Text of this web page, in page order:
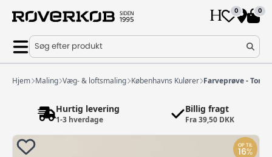
0 0
Søg efter produkt
Hjem Maling Væg- & loftsmaling Københavns Kulører Farveprøve -
Hurtig levering
1-3 hverdage
Billig fragt
Fra 39,50 DKK
OP TIL
16%